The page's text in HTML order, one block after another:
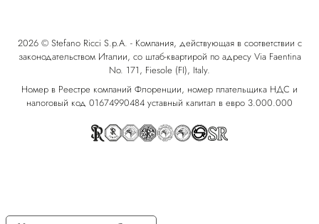
2026 © Stefano Ricci S.p.A. - Компания, действующая в соответствии с
законодательством Италии, со штаб-квартирой по адресу Via Faentina
No. 171, Fiesole (FI), Italy.
Номер в Реестре компаний Флоренции, номер плательщика НДС и
налоговый код 01674990484 уставный капитал в евро 3.000.000